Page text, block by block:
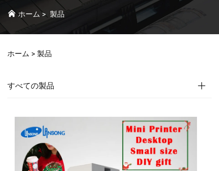
ホーム> 製品
ホーム > 製品
すべての製品